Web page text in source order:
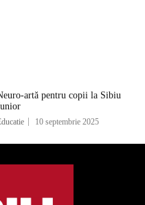
artă pentru copii la Sibiu
10 septembrie 2025